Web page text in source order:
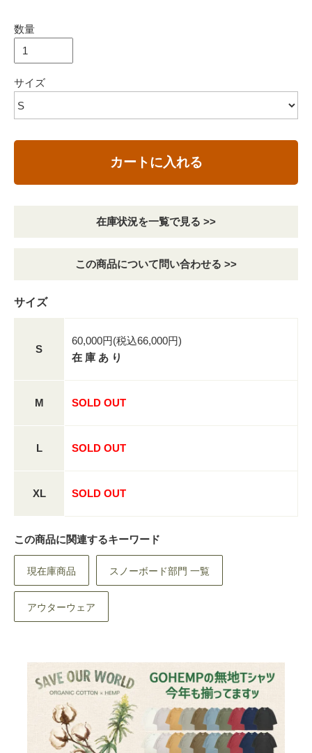
数量
サイズ
カートに入れる
在庫状況を一覧で見る >>
この商品について問い合わせる >>
サイズ
S
60,000円(税込66,000円)
在 庫 あ り
M SOLD OUT
L SOLD OUT
XL SOLD OUT
この商品に関連するキーワード
現在庫商品 スノーボード部門 一覧
アウターウェア